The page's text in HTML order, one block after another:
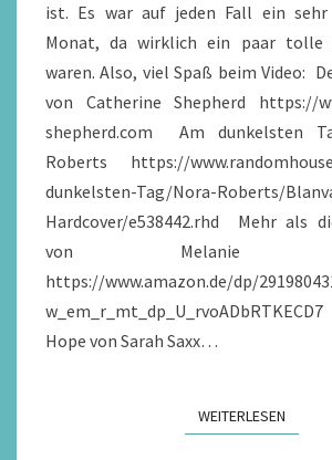
ist. Es war auf jeden Fall ein
Monat, da wirklich ein paar tolle
waren. Also, viel Spaß beim Video:
von Catherine Shepherd https://
shepherd.com Am dunkelsten
Roberts https://
dunkelsten-Tag/Nora-Roberts/
Hardcover/e538442.rhd Mehr als
von Melanie
https://www.amazon.de/dp/
Hope von Sarah Saxx…
WEITERLESEN